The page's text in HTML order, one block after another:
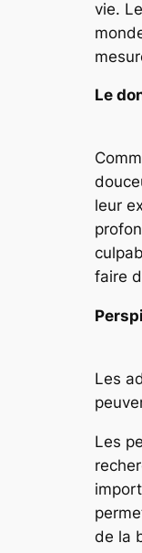
vie.
Le
leur
faire
Les
Les
de la